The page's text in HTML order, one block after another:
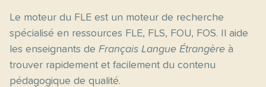
Le moteur du FLE est un moteur de recherche
spécialisé en ressources FLE, FLS, FOU, FOS. Il aide
les enseignants de Français Langue Étrangère à
trouver rapidement et facilement du contenu
pédagogique de qualité.